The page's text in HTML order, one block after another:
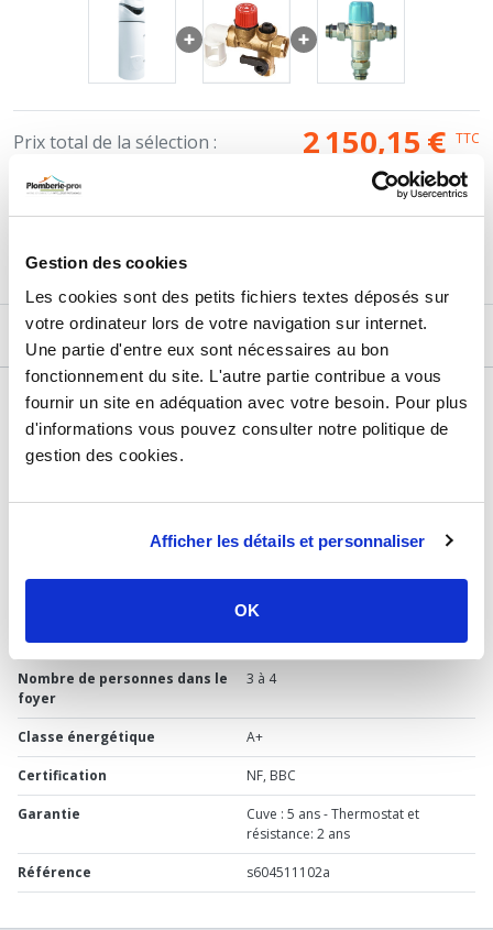
Gestion des cookies
Les cookies sont des petits fichiers textes déposés sur
votre ordinateur lors de votre navigation sur internet.
Une partie d'entre eux sont nécessaires au bon
fonctionnement du site. L'autre partie contribue a vous
fournir un site en adéquation avec votre besoin. Pour plus
d'informations vous pouvez consulter notre politique de
gestion des cookies.
Afficher les détails et personnaliser
OK
- Tension 220-230 Mono
Éligible aux aides de l'état. Disponible sur commande.
Prix total de la sélection : 2 150,15 € TTC
AU PANIER
DÉTAILS TECHNIQUES
Type de produit
242 litres
Dimension H : 1 926 x l : 584 x P : 614 mm
Nombre de personnes dans le
foyer
3 à 4
Classe énergétique A+
Certification NF, BBC
Garantie
Cuve : 5 ans - Thermostat et
résistance: 2 ans
Référence s604511102a